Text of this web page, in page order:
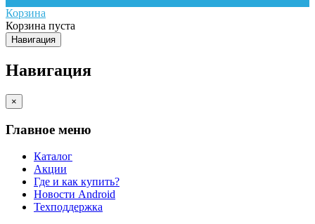
Корзина
Корзина пуста
Навигация
Навигация
×
Главное меню
Каталог
Акции
Где и как купить?
Новости Android
Техподдержка